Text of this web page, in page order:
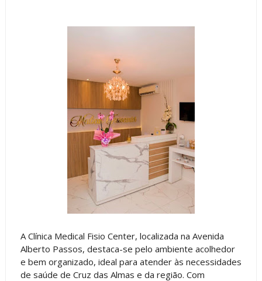
A Clínica Medical Fisio Center, localizada na Avenida
Alberto Passos, destaca-se pelo ambiente acolhedor
e bem organizado, ideal para atender às necessidades
de saúde de Cruz das Almas e da região. Com